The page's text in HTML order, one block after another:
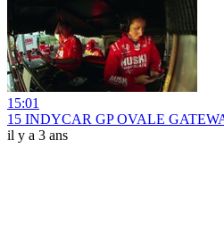
15:01
15 INDYCAR GP OVALE
il y a 3 ans